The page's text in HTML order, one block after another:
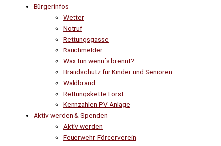
Bürgerinfos
Wetter
Notruf
Rettungsgasse
Rauchmelder
Was tun wenn´s brennt?
Brandschutz für Kinder und Senioren
Waldbrand
Rettungskette Forst
Kennzahlen PV-Anlage
Aktiv werden & Spenden
Aktiv werden
Feuerwehr-Förderverein